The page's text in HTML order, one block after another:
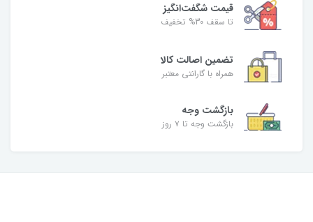
قیمت شگفت‌انگیز
تا سقف 30% تخفیف
تضمین اصالت کالا
همراه با گارانتی معتبر
بازگشت وجه
بازگشت وجه تا ۷ روز